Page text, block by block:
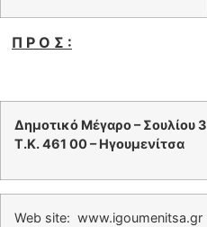
Π Ρ Ο Σ :
Δημοτικό Μέγαρο – Σουλίου 3
Τ.Κ. 461 00 – Ηγουμενίτσα
Web site: www.igoumenitsa.gr